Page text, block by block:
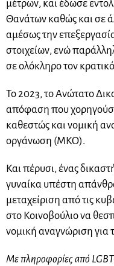
μέτρων, και έδωσε
Θανάτων καθώς και σε
αμέσως την
στοιχείων, ενώ
σε ολόκληρο τον
Το 2023, το Ανώτατο
απόφαση που
καθεστώς και νομική
οργάνωση (ΜΚΟ).
Και πέρυσι, ένας
γυναίκα υπέστη
μεταχείριση από τις
στο Κοινοβούλιο να
νομική αναγνώριση για
Με πληροφορίες από